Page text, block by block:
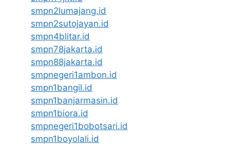
smpn2lumajang.id
smpn2sutojayan.id
smpn4blitar.id
smpn78jakarta.id
smpn88jakarta.id
smpnegeri1ambon.id
smpn1bangil.id
smpn1banjarmasin.id
smpn1biora.id
smpnegeri1bobotsari.id
smpn1boyolali.id